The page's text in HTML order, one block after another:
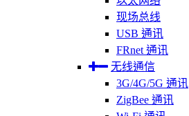
现场总线
USB 通讯
FRnet 通讯
无线通信
3G/4G/5G 通讯
ZigBee 通讯